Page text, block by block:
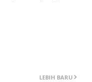
LEBIH BARU